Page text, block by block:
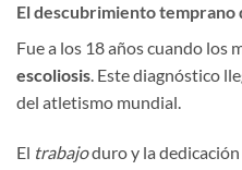
El descubrimiento temprano
Fue a los 18 años cuando los
escoliosis. Este diagnóstico
del atletismo mundial.
El trabajoduro y la